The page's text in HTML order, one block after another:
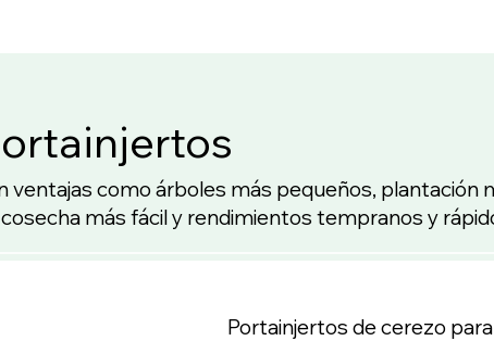
ventajas como árboles más pequeños, plantación
más fácil y rendimientos tempranos y
Portainjertos de cerezo